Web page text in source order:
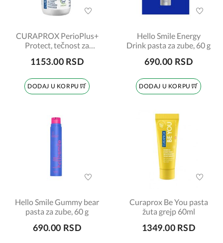
CURAPROX PerioPlus+
Protect, tečnost za
1153.00 RSD
DODAJ U KORPU
Hello Smile Energy
Drink pasta za zube, 60 g
690.00 RSD
DODAJ U KORPU
Hello Smile Gummy bear
pasta za zube, 60 g
690.00 RSD
Curaprox Be You pasta
žuta grejp 60ml
1349.00 RSD